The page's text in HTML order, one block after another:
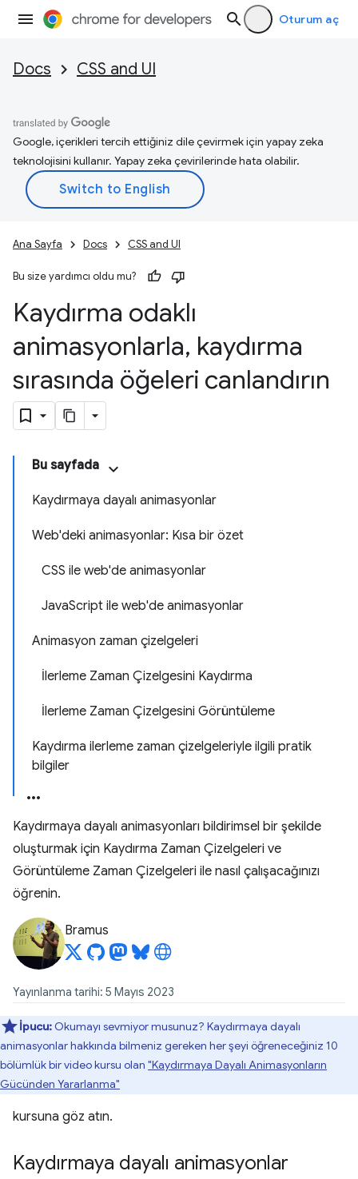
Oturum aç
Docs CSS and UI
Google, içerikleri tercih ettiğiniz dile çevirmek için yapay zeka
teknolojisini kullanır. Yapay zeka çevirilerinde hata olabilir.
Ana Sayfa Docs CSS and UI
Bu size yardımcı oldu mu?
Kaydırma odaklı
animasyonlarla, kaydırma
sırasında öğeleri canlandırın
Bu sayfada
Kaydırmaya dayalı animasyonlar
Web'deki animasyonlar: Kısa bir özet
CSS ile web'de animasyonlar
JavaScript ile web'de animasyonlar
Animasyon zaman çizelgeleri
İlerleme Zaman Çizelgesini Kaydırma
İlerleme Zaman Çizelgesini Görüntüleme
Kaydırma ilerleme zaman çizelgeleriyle ilgili pratik
bilgiler
Kaydırmaya dayalı animasyonları bildirimsel bir şekilde
oluşturmak için Kaydırma Zaman Çizelgeleri ve
Görüntüleme Zaman Çizelgeleri ile nasıl çalışacağınızı
öğrenin.
Bramus
Yayınlanma tarihi: 5 Mayıs 2023
İpucu: Okumayı sevmiyor musunuz? Kaydırmaya dayalı
animasyonlar hakkında bilmeniz gereken her şeyi öğreneceğiniz 10
bölümlük bir video kursu olan "Kaydırmaya Dayalı Animasyonların
Gücünden Yararlanma"
kursuna göz atın.
Kaydırmaya dayalı animasyonlar